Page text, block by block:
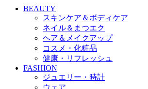
BEAUTY
スキンケア＆ボディケア
ネイル＆まつエク
ヘア＆メイクアップ
コスメ・化粧品
健康・リフレッシュ
FASHION
ジュエリー・時計
ウェア